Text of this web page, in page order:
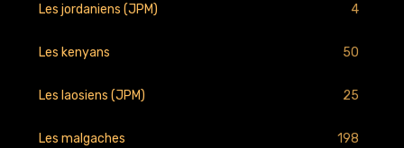
Les jordaniens (JPM) 4
Les kenyans 50
Les laosiens (JPM) 25
Les malgaches 198